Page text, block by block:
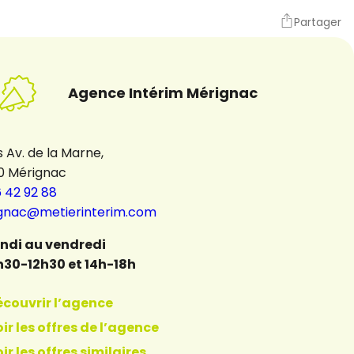
Partager
Agence Intérim Mérignac
Av. de la Marne,
Mérignac
42 92 88
au vendredi
12h30 et 14h-18h
l’agence
les offres de l’agence